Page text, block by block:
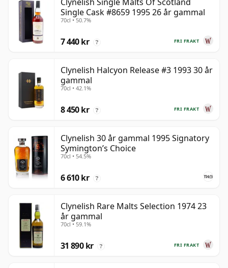
Single Cask #8659 1995 26 år gammal
70cl • 50.7%
FRI FRAKT
7 440 kr ?
Clynelish Halcyon Release #3 1993 30 år
gammal
70cl • 42.1%
FRI FRAKT
8 450 kr ?
Clynelish 30 år gammal 1995 Signatory
Symington’s Choice
70cl • 54.5%
6 610 kr ?
Clynelish Rare Malts Selection 1974 23
år gammal
70cl • 59.1%
FRI FRAKT
31 890 kr ?